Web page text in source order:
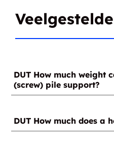
DUT How much weight
(screw) pile support?
installation that the
pile can support will be
DUT How much does a